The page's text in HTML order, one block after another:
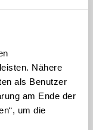
Nähere
als Benutzer
am Ende der
um die